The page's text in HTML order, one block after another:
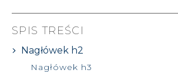
SPIS TREŚCI
Nagłówek h2
Nagłówek h3